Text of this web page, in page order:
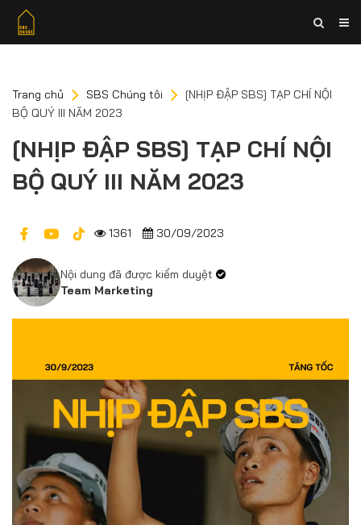
Trang chủ SBS Chúng tôi
[NHỊP ĐẬP SBS] TẠP CHÍ NỘI
BỘ QUÝ III NĂM 2023
[NHỊP ĐẬP SBS] TẠP CHÍ NỘI
BỘ QUÝ III NĂM 2023
1361 30/09/2023
Nội dung đã được kiểm duyệt
Team Marketing